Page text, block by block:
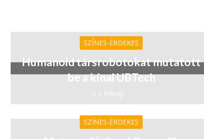
SZÍNES-ÉRDEKES
Humanoid társrobotokat mutatott
be a kínai UBTech
1 hónap
SZÍNES-ÉRDEKES